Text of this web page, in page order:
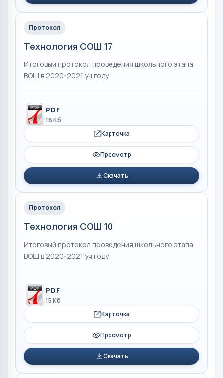
Протокол
Технология СОШ 17
Итоговый протокол проведения школьного этапа
ВОШ в 2020-2021 уч.году
PDF
16 Кб
Карточка
Просмотр
Скачать
Протокол
Технология СОШ 10
Итоговый протокол проведения школьного этапа
ВОШ в 2020-2021 уч.году
PDF
15 Кб
Карточка
Просмотр
Скачать